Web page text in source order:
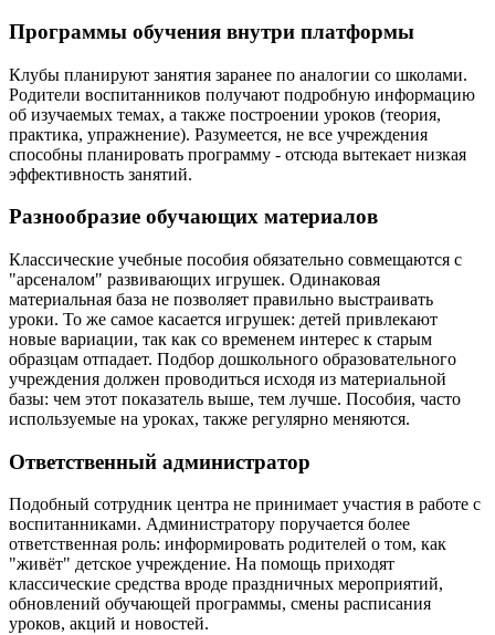
Программы обучения внутри платформы
Клубы планируют занятия заранее по аналогии со школами.
Родители воспитанников получают подробную информацию
об изучаемых темах, а также построении уроков (теория,
практика, упражнение). Разумеется, не все учреждения
способны планировать программу - отсюда вытекает низкая
эффективность занятий.
Разнообразие обучающих материалов
Классические учебные пособия обязательно совмещаются с
"арсеналом" развивающих игрушек. Одинаковая
материальная база не позволяет правильно выстраивать
уроки. То же самое касается игрушек: детей привлекают
новые вариации, так как со временем интерес к старым
образцам отпадает. Подбор дошкольного образовательного
учреждения должен проводиться исходя из материальной
базы: чем этот показатель выше, тем лучше. Пособия, часто
используемые на уроках, также регулярно меняются.
Ответственный администратор
Подобный сотрудник центра не принимает участия в работе с
воспитанниками. Администратору поручается более
ответственная роль: информировать родителей о том, как
"живёт" детское учреждение. На помощь приходят
классические средства вроде праздничных мероприятий,
обновлений обучающей программы, смены расписания
уроков, акций и новостей.